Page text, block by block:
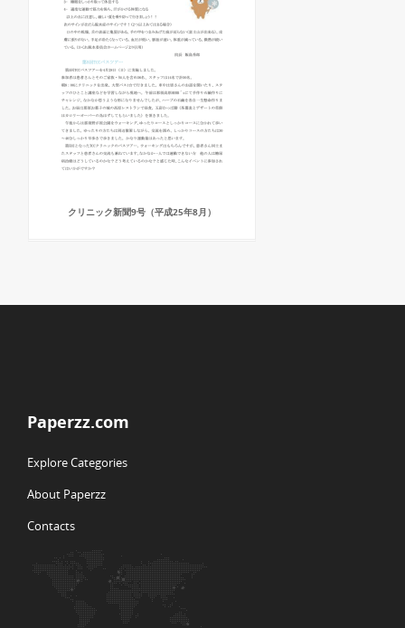
クリニック新聞9号（平成25年8月）
Paperzz.com
Explore Categories
About Paperzz
Contacts